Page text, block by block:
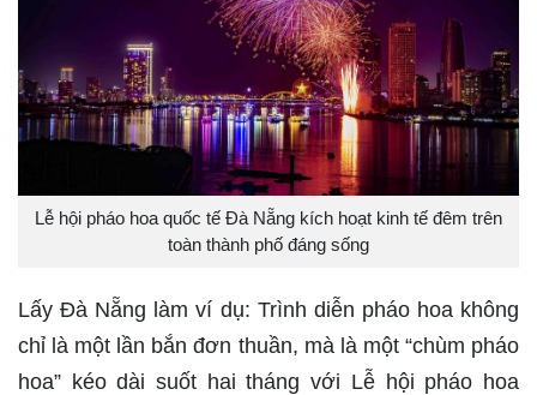
Lễ hội pháo hoa quốc tế Đà Nẵng kích hoạt kinh tế đêm trên
toàn thành phố đáng sống
Lấy Đà Nẵng làm ví dụ: Trình diễn pháo hoa không
chỉ là một lần bắn đơn thuần, mà là một “chùm pháo
hoa” kéo dài suốt hai tháng với Lễ hội pháo hoa